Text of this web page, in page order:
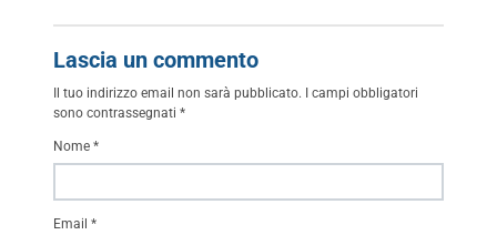
Lascia un commento
Il tuo indirizzo email non sarà pubblicato. I campi obbligatori
sono contrassegnati *
Nome *
Email *